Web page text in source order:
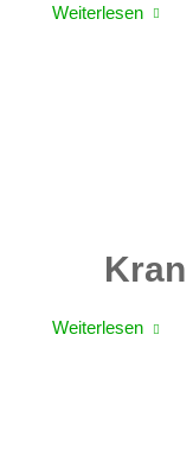
Weiterlesen
Weiterlesen